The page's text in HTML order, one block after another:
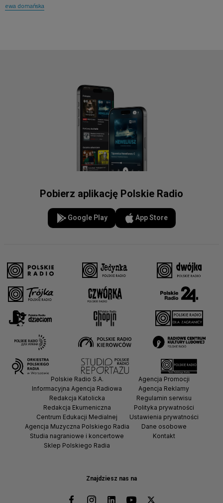
ewa domańska
Pobierz aplikację Polskie Radio
Google Play App Store
Znajdziesz nas na
Polskie Radio S.A.
Informacyjna Agencja Radiowa
Redakcja Katolicka
Redakcja Ekumeniczna
Centrum Edukacji Medialnej
Agencja Muzyczna Polskiego Radia
Studia nagraniowe i koncertowe
Sklep Polskiego Radia
Agencja Promocji
Agencja Reklamy
Regulamin serwisu
Polityka prywatności
Ustawienia prywatności
Dane osobowe
Kontakt